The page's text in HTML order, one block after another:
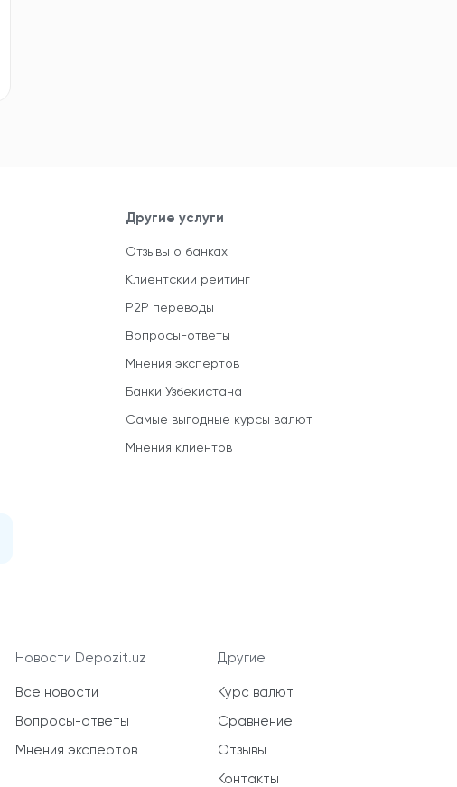
Другие услуги
Отзывы о банках
Клиентский рейтинг
P2P переводы
Вопросы-ответы
Мнения экспертов
Банки Узбекистана
Самые выгодные курсы валют
Мнения клиентов
Новости Depozit.uz
Все новости
Вопросы-ответы
Мнения экспертов
Другие
Курс валют
Сравнение
Отзывы
Контакты